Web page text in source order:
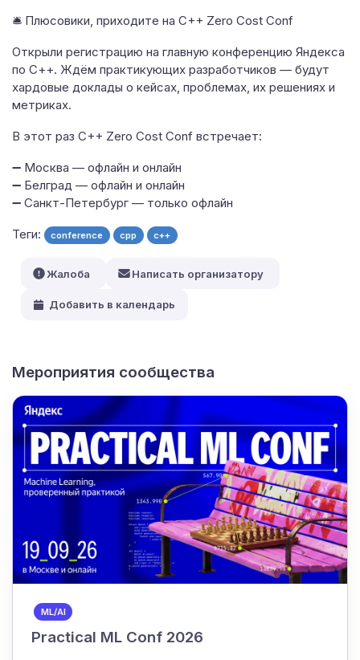
🛎 Плюсовики, приходите на C++ Zero Cost Conf
Открыли регистрацию на главную конференцию Яндекса
по С++. Ждём практикующих разработчиков — будут
хардовые доклады о кейсах, проблемах, их решениях и
метриках.
В этот раз C++ Zero Cost Conf встречает:
➖ Москва — офлайн и онлайн
➖ Белград — офлайн и онлайн
➖ Санкт-Петербург — только офлайн
Теги: conference cpp c++
Жалоба Написать организатору
Добавить в календарь
Мероприятия сообщества
ML/AI
Practical ML Conf 2026